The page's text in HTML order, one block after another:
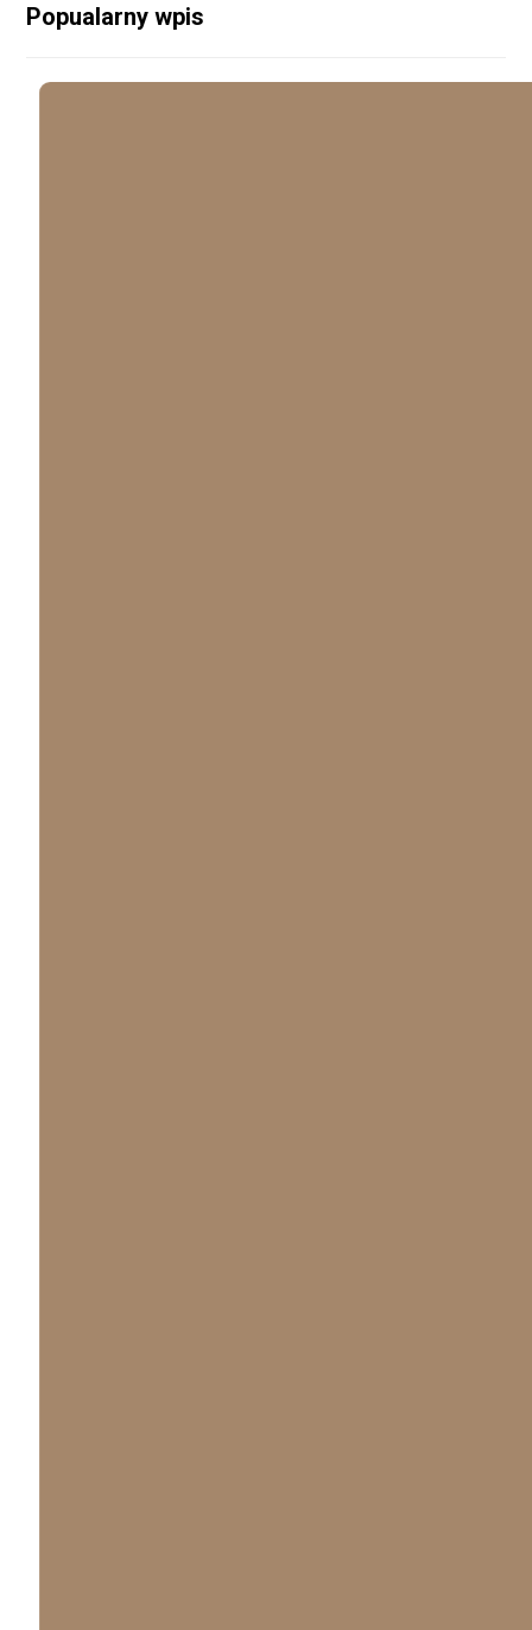
Popualarny wpis